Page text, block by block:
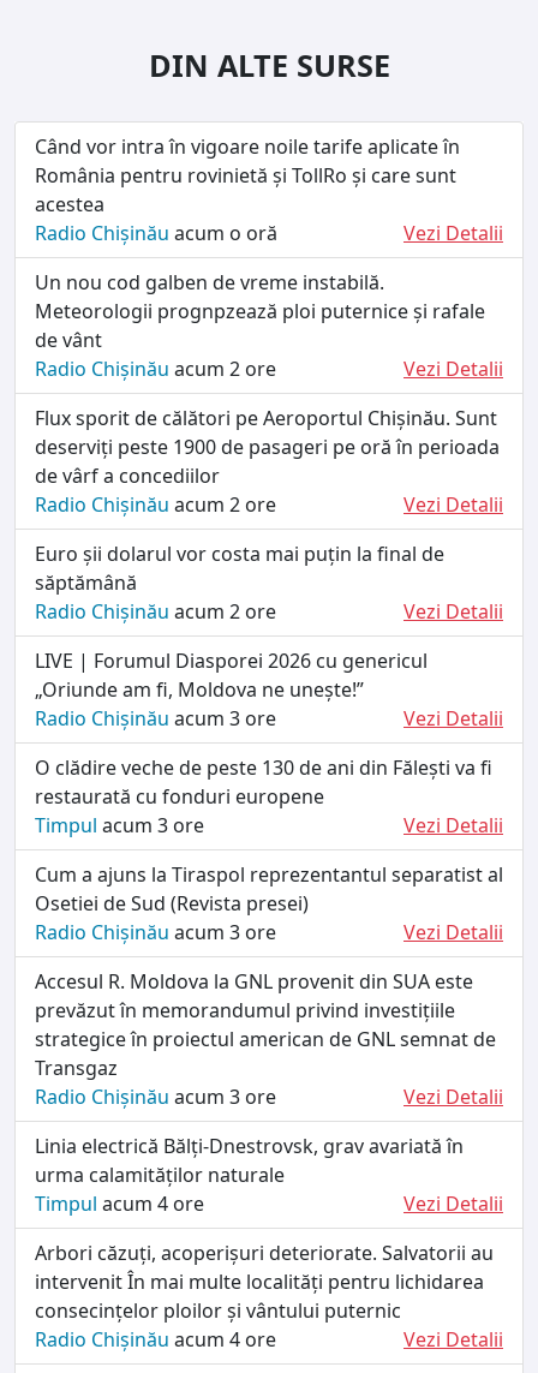
DIN ALTE SURSE
Când vor intra în vigoare noile tarife aplicate în
România pentru rovinietă și TollRo și care sunt
acestea
Radio Chișinău acum o oră
Vezi Detalii
Un nou cod galben de vreme instabilă.
Meteorologii prognpzează ploi puternice și rafale
de vânt
Radio Chișinău acum 2 ore
Vezi Detalii
Flux sporit de călători pe Aeroportul Chișinău. Sunt
deserviți peste 1900 de pasageri pe oră în perioada
de vârf a concediilor
Radio Chișinău acum 2 ore
Vezi Detalii
Euro șii dolarul vor costa mai puțin la final de
săptămână
Radio Chișinău acum 2 ore
Vezi Detalii
LIVE | Forumul Diasporei 2026 cu genericul
„Oriunde am fi, Moldova ne unește!”
Radio Chișinău acum 3 ore
Vezi Detalii
O clădire veche de peste 130 de ani din Fălești va fi
restaurată cu fonduri europene
Timpul acum 3 ore
Vezi Detalii
Cum a ajuns la Tiraspol reprezentantul separatist al
Osetiei de Sud (Revista presei)
Radio Chișinău acum 3 ore
Vezi Detalii
Accesul R. Moldova la GNL provenit din SUA este
prevăzut în memorandumul privind investițiile
strategice în proiectul american de GNL semnat de
Transgaz
Radio Chișinău acum 3 ore
Vezi Detalii
Linia electrică Bălți-Dnestrovsk, grav avariată în
urma calamităților naturale
Timpul acum 4 ore
Vezi Detalii
Arbori căzuți, acoperișuri deteriorate. Salvatorii au
intervenit În mai multe localități pentru lichidarea
consecințelor ploilor și vântului puternic
Radio Chișinău acum 4 ore
Vezi Detalii